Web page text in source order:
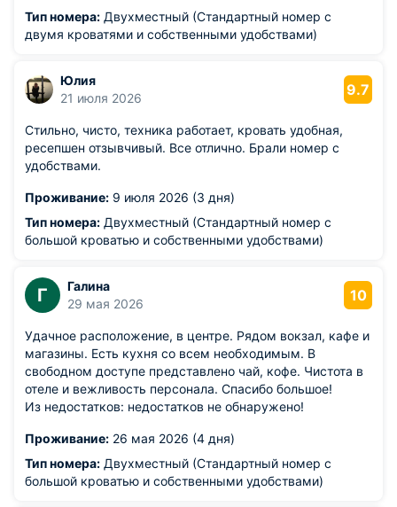
Тип номера: Двухместный (Стандартный номер с
двумя кроватями и собственными удобствами)
Юлия
21 июля 2026
9.7
Стильно, чисто, техника работает, кровать удобная,
ресепшен отзывчивый. Все отлично. Брали номер с
удобствами.
Проживание: 9 июля 2026 (3 дня)
Тип номера: Двухместный (Стандартный номер с
большой кроватью и собственными удобствами)
Г
Галина
29 мая 2026
10
Удачное расположение, в центре. Рядом вокзал, кафе и
магазины. Есть кухня со всем необходимым. В
свободном доступе представлено чай, кофе. Чистота в
отеле и вежливость персонала. Спасибо большое!
Из недостатков: недостатков не обнаружено!
Проживание: 26 мая 2026 (4 дня)
Тип номера: Двухместный (Стандартный номер с
большой кроватью и собственными удобствами)